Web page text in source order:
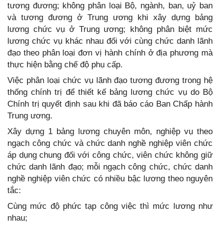
tương đương; không phân loại Bộ, ngành, ban, uỷ ban
và tương đương ở Trung ương khi xây dựng bảng
lương chức vụ ở Trung ương; không phân biệt mức
lương chức vụ khác nhau đối với cùng chức danh lãnh
đạo theo phân loại đơn vị hành chính ở địa phương mà
thực hiện bằng chế độ phụ cấp.
Việc phân loại chức vụ lãnh đạo tương đương trong hệ
thống chính trị để thiết kế bảng lương chức vụ do Bộ
Chính trị quyết định sau khi đã báo cáo Ban Chấp hành
Trung ương.
Xây dựng 1 bảng lương chuyên môn, nghiệp vụ theo
ngạch công chức và chức danh nghề nghiệp viên chức
áp dụng chung đối với công chức, viên chức không giữ
chức danh lãnh đạo; mỗi ngạch công chức, chức danh
nghề nghiệp viên chức có nhiều bậc lương theo nguyên
tắc:
Cùng mức độ phức tạp công việc thì mức lương như
nhau;